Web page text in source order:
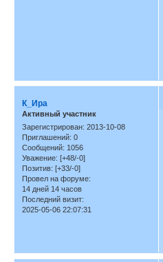
К_Ира
Активный участник
Зарегистрирован: 2013-10-08
Приглашений: 0
Сообщений: 1056
Уважение: [+48/-0]
Позитив: [+33/-0]
Провел на форуме:
14 дней 14 часов
Последний визит:
2025-05-06 22:07:31